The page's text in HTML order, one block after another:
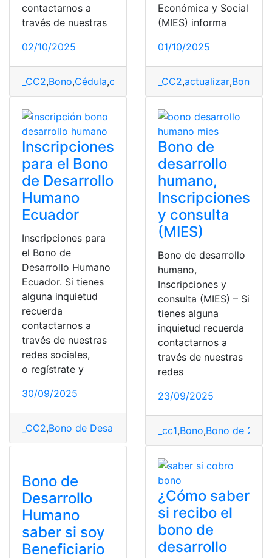
contactarnos a
través de nuestras
02/10/2025
_CC2,Bono,Cédula,consultar desarrollo,Ecuador,
Económica y Social
(MIES) informa
01/10/2025
_CC2,actualizar,Bono
Inscripciones
para el Bono
de Desarrollo
Humano
Ecuador
Inscripciones para
el Bono de
Desarrollo Humano
Ecuador. Si tienes
alguna inquietud
recuerda
contactarnos a
través de nuestras
redes sociales,
o regístrate y
30/09/2025
_CC2,Bono de Desarrollo Humano ,Ecuador,
Bono de
desarrollo
humano,
Inscripciones
y consulta
(MIES)
Bono de desarrollo
humano,
Inscripciones y
consulta (MIES) – Si
tienes alguna
inquietud recuerda
contactarnos a
través de nuestras
redes
23/09/2025
_cc1,Bono,Bono de 240
Bono de
Desarrollo
Humano
saber si soy
Beneficiario
¿Cómo saber
si recibo el
bono de
desarrollo